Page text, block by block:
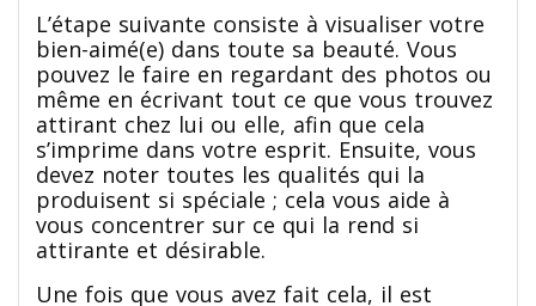
L’étape suivante consiste à visualiser votre
bien-aimé(e) dans toute sa beauté. Vous
pouvez le faire en regardant des photos ou
même en écrivant tout ce que vous trouvez
attirant chez lui ou elle, afin que cela
s’imprime dans votre esprit. Ensuite, vous
devez noter toutes les qualités qui la
produisent si spéciale ; cela vous aide à
vous concentrer sur ce qui la rend si
attirante et désirable.
Une fois que vous avez fait cela, il est